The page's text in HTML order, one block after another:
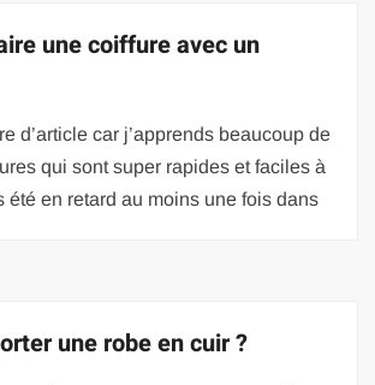
une coiffure avec un
d’article car j’apprends beaucoup de
qui sont super rapides et faciles à
été en retard au moins une fois dans
une robe en cuir ?